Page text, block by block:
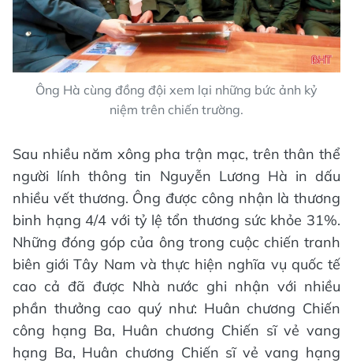
Ông Hà cùng đồng đội xem lại những bức ảnh kỷ
niệm trên chiến trường.
Sau nhiều năm xông pha trận mạc, trên thân thể
người lính thông tin Nguyễn Lương Hà in dấu
nhiều vết thương. Ông được công nhận là thương
binh hạng 4/4 với tỷ lệ tổn thương sức khỏe 31%.
Những đóng góp của ông trong cuộc chiến tranh
biên giới Tây Nam và thực hiện nghĩa vụ quốc tế
cao cả đã được Nhà nước ghi nhận với nhiều
phần thưởng cao quý như: Huân chương Chiến
công hạng Ba, Huân chương Chiến sĩ vẻ vang
hạng Ba, Huân chương Chiến sĩ vẻ vang hạng